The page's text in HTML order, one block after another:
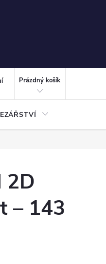
KOŠÍK
Prázdný košík
2D
– 143